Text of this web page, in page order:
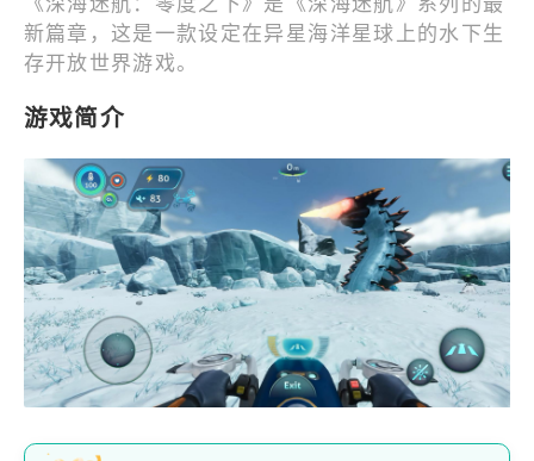
新篇章，这是一款设定在异星海洋星球上的水下生
存开放世界游戏。
游戏简介